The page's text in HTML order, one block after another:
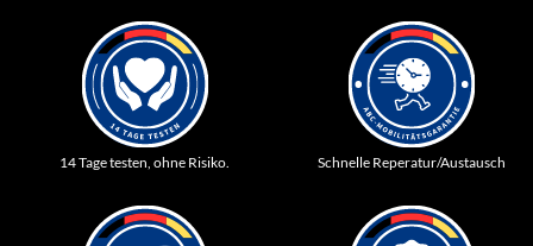
14 Tage testen, ohne Risiko. Schnelle Reperatur/Austausch